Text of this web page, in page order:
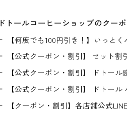
ドトールコーヒーショップのクー
【何度でも100円引き！】いっと
【公式クーポン・割引】 セット割
【公式クーポン・割引】 ドトール
【公式クーポン・割引】 ドトール
【クーポン・割引】各店舗公式